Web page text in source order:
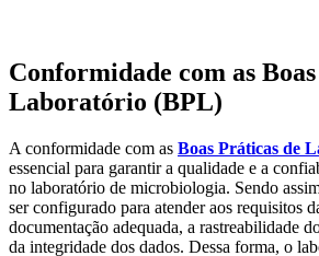
Conformidade com as
Laboratório (BPL)
A conformidade com as Boas Práticas de
essencial para garantir a qualidade e a
no laboratório de microbiologia. Sendo
ser configurado para atender aos requisitos
documentação adequada, a rastreabilidade
da integridade dos dados. Dessa forma, o